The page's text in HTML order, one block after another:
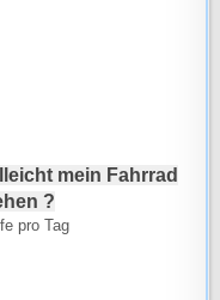
mein Fahrrad
?
pro Tag